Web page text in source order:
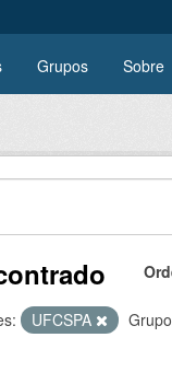
Grupos Sobre
UFCSPA